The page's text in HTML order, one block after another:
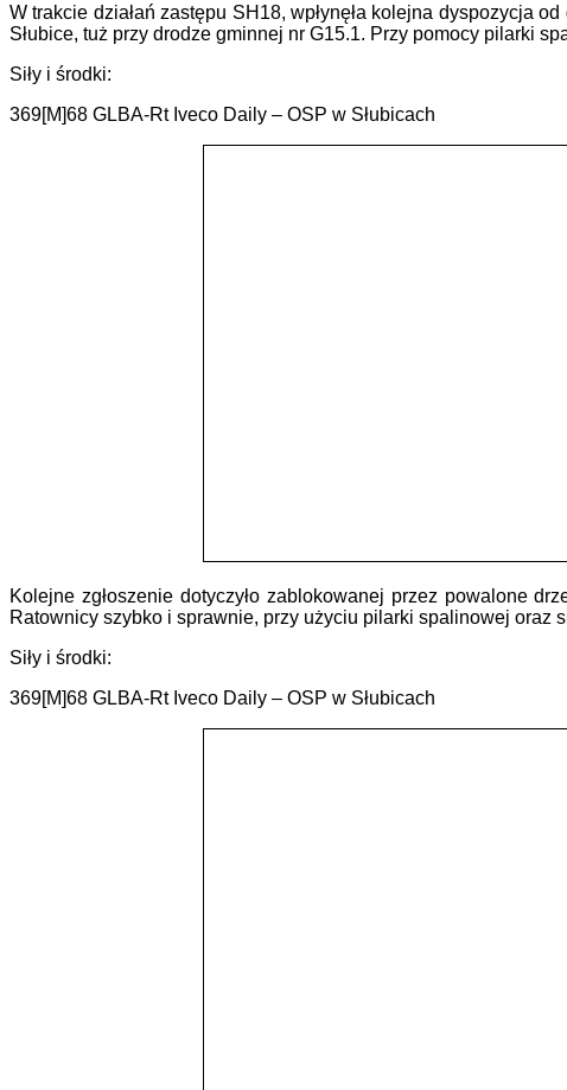
W trakcie działań zastępu SH18, wpłynęła kolejna dyspozycja
Słubice, tuż przy drodze gminnej nr G15.1. Przy pomocy pilarki
Siły i środki:
369[M]68 GLBA-Rt Iveco Daily – OSP w Słubicach
Kolejne zgłoszenie dotyczyło zablokowanej przez powalone
Ratownicy szybko i sprawnie, przy użyciu pilarki spalinowej oraz
Siły i środki:
369[M]68 GLBA-Rt Iveco Daily – OSP w Słubicach